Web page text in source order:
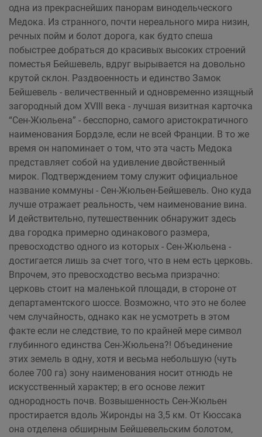
одна из прекраснейших панорам винодельческого
Медока. Из странного, почти нереального мира низин,
речных пойм и болот дорога, как будто спеша
побыстрее добраться до красивых высоких строений
поместья Бейшевель, вдруг вырывается на довольно
крутой склон. Раздвоенность и единство Замок
Бейшевель - величественный и одновременно изящный
загородный дом XVIII века - лучшая визитная карточка
“Сен-Жюльена” - бесспорно, самого аристократичного
наименования Бордэле, если не всей Франции. В то же
время он напоминает о том, что эта часть Медока
представляет собой на удивление двойственный
мирок. Подтверждением тому служит официальное
название коммуны - Сен-Жюльен-Бейшевель. Оно куда
лучше отражает реальность, чем наименование вина.
И действительно, путешественник обнаружит здесь
два городка примерно одинакового размера,
превосходство одного из которых - Сен-Жюльена -
достигается лишь за счет того, что в нем есть церковь.
Впрочем, это превосходство весьма призрачно:
церковь стоит на маленькой площади, в стороне от
департаментского шоссе. Возможно, что это не более
чем случайность, однако как не усмотреть в этом
факте если не следствие, то по крайней мере символ
глубинного единства Сен-Жюльена?! Объединение
этих земель в одну, хотя и весьма небольшую (чуть
более 700 га) зону наименования носит отнюдь не
искусственный характер; в его основе лежит
однородность почв. Возвышенность Сен-Жюльен
простирается вдоль Жиронды на 3,5 км. От Кюссака
она отделена обширным Бейшевельским болотом,